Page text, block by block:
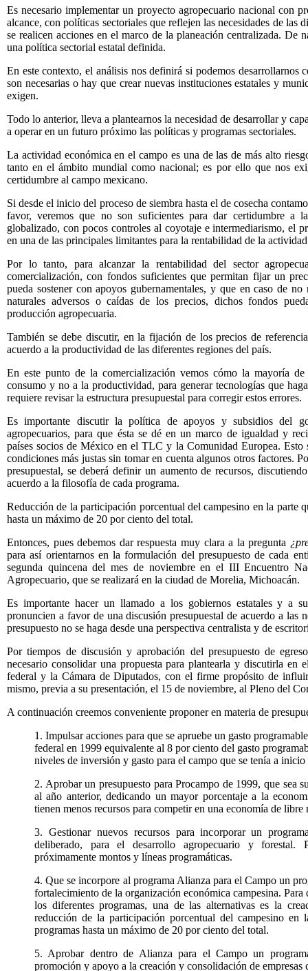
Es necesario implementar un proyecto agropecuario nacional con
alcance, con políticas sectoriales que reflejen las necesidades de las
se realicen acciones en el marco de la planeación centralizada. De
una política sectorial estatal definida.
En este contexto, el análisis nos definirá si podemos desarrollarnos
son necesarias o hay que crear nuevas instituciones estatales y
exigen.
Todo lo anterior, lleva a plantearnos la necesidad de desarrollar y
a operar en un futuro próximo las políticas y programas sectoriales.
La actividad económica en el campo es una de las de más alto
tanto en el ámbito mundial como nacional; es por ello que nos
certidumbre al campo mexicano.
Si desde el inicio del proceso de siembra hasta el de cosecha
favor, veremos que no son suficientes para dar certidumbre a
globalizado, con pocos controles al coyotaje e intermediarismo, el
en una de las principales limitantes para la rentabilidad de la
Por lo tanto, para alcanzar la rentabilidad del sector
comercialización, con fondos suficientes que permitan fijar un
pueda sostener con apoyos gubernamentales, y que en caso de no
naturales adversos o caídas de los precios, dichos fondos
producción agropecuaria.
También se debe discutir, en la fijación de los precios de
acuerdo a la productividad de las diferentes regiones del país.
En este punto de la comercialización vemos cómo la mayoría
consumo y no a la productividad, para generar tecnologías que
requiere revisar la estructura presupuestal para corregir estos errores.
Es importante discutir la política de apoyos y subsidios del
agropecuarios, para que ésta se dé en un marco de igualdad y
países socios de México en el TLC y la Comunidad Europea. Esto
condiciones más justas sin tomar en cuenta algunos otros factores.
presupuestal, se deberá definir un aumento de recursos,
acuerdo a la filosofía de cada programa.
Reducción de la participación porcentual del campesino en la parte
hasta un máximo de 20 por ciento del total.
Entonces, pues debemos dar respuesta muy clara a la pregunta
para así orientarnos en la formulación del presupuesto de cada
segunda quincena del mes de noviembre en el III Encuentro
Agropecuario, que se realizará en la ciudad de Morelia, Michoacán.
Es importante hacer un llamado a los gobiernos estatales y a
pronuncien a favor de una discusión presupuestal de acuerdo a las
presupuesto no se haga desde una perspectiva centralista y de
Por tiempos de discusión y aprobación del presupuesto de
necesario consolidar una propuesta para plantearla y discutirla en
federal y la Cámara de Diputados, con el firme propósito de
mismo, previa a su presentación, el 15 de noviembre, al Pleno del
A continuación creemos conveniente proponer en materia de
1. Impulsar acciones para que se apruebe un gasto
federal en 1999 equivalente al 8 por ciento del gasto
niveles de inversión y gasto para el campo que se tenía a
2. Aprobar un presupuesto para Procampo de 1999, que sea
al año anterior, dedicando un mayor porcentaje a la
tienen menos recursos para competir en una economía de libre
3. Gestionar nuevos recursos para incorporar un
deliberado, para el desarrollo agropecuario y forestal.
próximamente montos y líneas programáticas.
4. Que se incorpore al programa Alianza para el Campo un
fortalecimiento de la organización económica campesina. Para
los diferentes programas, una de las alternativas es la
reducción de la participación porcentual del campesino en
programas hasta un máximo de 20 por ciento del total.
5. Aprobar dentro de Alianza para el Campo un
promoción y apoyo a la creación y consolidación de empresas